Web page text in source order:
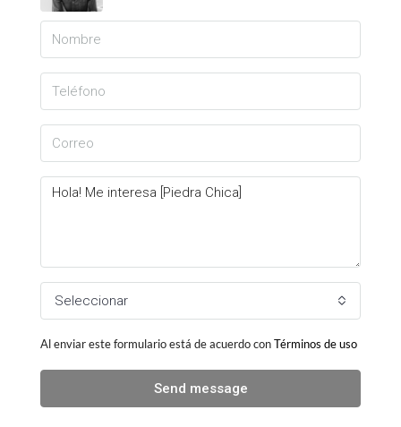
Seleccionar
Al enviar este formulario está de acuerdo conTérminos de uso
Send message